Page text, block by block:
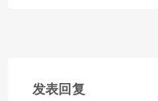
发表回复